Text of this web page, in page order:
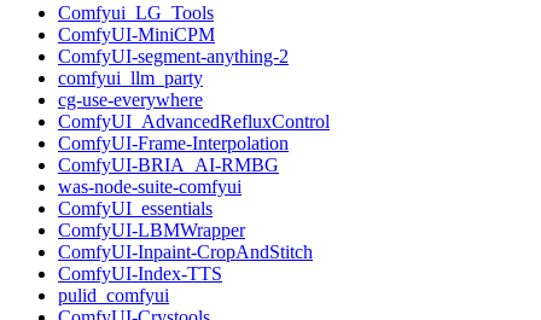
Comfyui_LG_Tools
ComfyUI-MiniCPM
ComfyUI-segment-anything-2
comfyui_llm_party
cg-use-everywhere
ComfyUI_AdvancedRefluxControl
ComfyUI-Frame-Interpolation
ComfyUI-BRIA_AI-RMBG
was-node-suite-comfyui
ComfyUI_essentials
ComfyUI-LBMWrapper
ComfyUI-Inpaint-CropAndStitch
ComfyUI-Index-TTS
pulid_comfyui